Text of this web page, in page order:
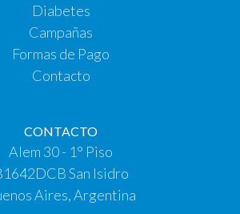
Diabetes
Campañas
Formas de Pago
Contacto
CONTACTO
Alem 30 - 1° Piso
San Isidro
Aires, Argentina